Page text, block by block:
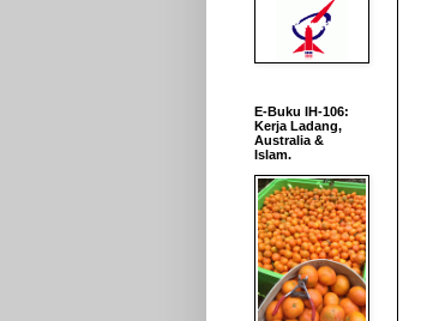
E-Buku IH-106:
Kerja Ladang,
Australia &
Islam.